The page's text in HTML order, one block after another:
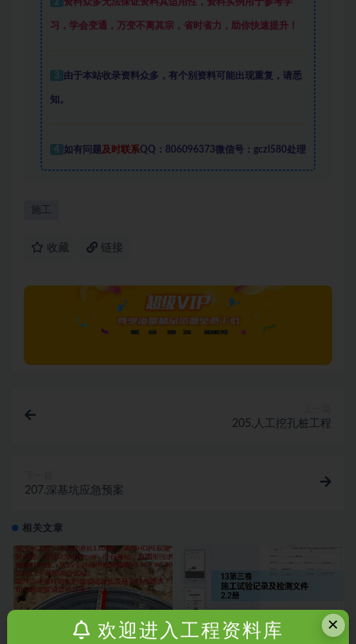
习，学会变通，万变不离其宗，省时省力，助你快速提升！
3 由于本站收录资料众多，有个别资料可能出现重复，请悉
知。
4 如有问题 及时联系QQ：806096373微信号：gczl580处理
施工
收藏 链接
205.人工挖孔桩工程
207.深基坑应急预案
相关文章
×
欢迎进入工程资料库